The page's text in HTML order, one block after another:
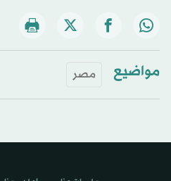
مواضيع مصر